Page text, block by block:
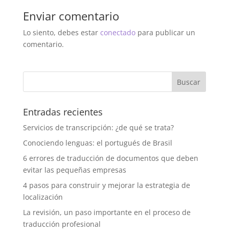
Enviar comentario
Lo siento, debes estar conectadopara publicar un
comentario.
Entradas recientes
Servicios de transcripción: ¿de qué se trata?
Conociendo lenguas: el portugués de Brasil
6 errores de traducción de documentos que deben
evitar las pequeñas empresas
4 pasos para construir y mejorar la estrategia de
localización
La revisión, un paso importante en el proceso de
traducción profesional